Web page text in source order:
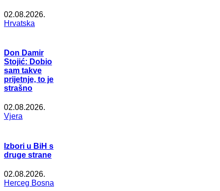
02.08.2026.
Hrvatska
Don Damir
Stojić: Dobio
sam takve
prijetnje, to je
strašno
02.08.2026.
Vjera
Izbori u BiH s
druge strane
02.08.2026.
Herceg Bosna